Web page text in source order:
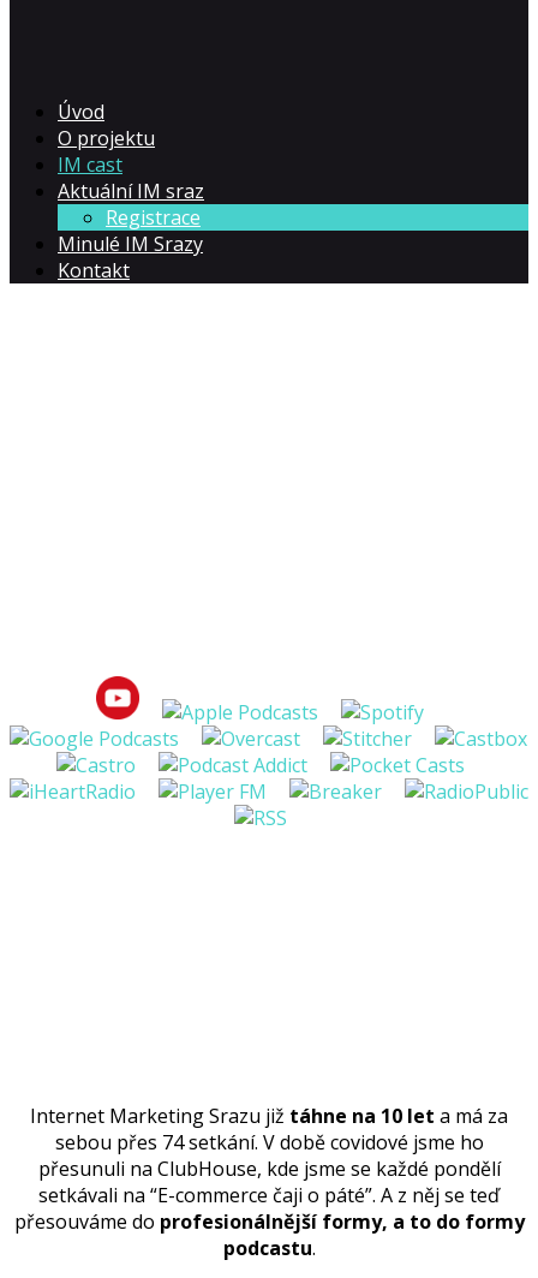
Úvod
O projektu
IM cast
Aktuální IM sraz
Registrace
Minulé IM Srazy
Kontakt
Internet Marketing Srazu již táhne na 10 let a má za
sebou přes 74 setkání. V době covidové jsme ho
přesunuli na ClubHouse, kde jsme se každé pondělí
setkávali na “E-commerce čaji o páté”. A z něj se teď
přesouváme do profesionálnější formy, a to do formy
podcastu.